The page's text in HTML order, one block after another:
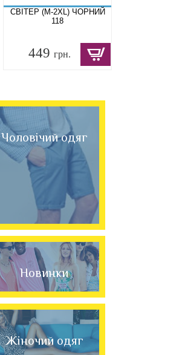
СВІТЕР (M-2XL) ЧОРНИЙ
118
449 грн.
Чоловічий одяг
Новинки
Жіночий одяг